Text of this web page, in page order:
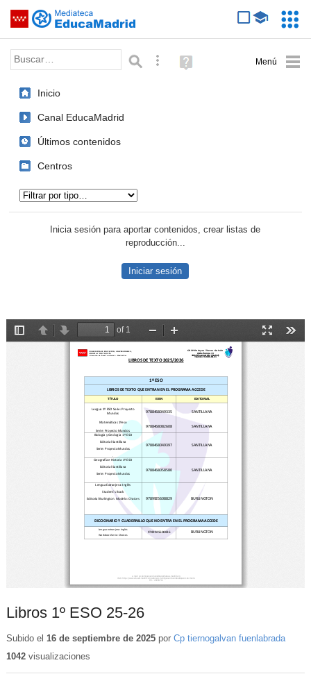
Saltar navegación
Palabra o frase: Búsqueda avanzada
Ayuda
(en
Inicio
Canal EducaMadrid
Últimos contenidos
Centros
Inicia sesión para aportar contenidos, crear listas de
reproducción...
Iniciar sesión
Libros 1º ESO 25-26
Subido el 16 de septiembre de 2025por Cp tiernogalvan fuenlabrada
1042visualizaciones